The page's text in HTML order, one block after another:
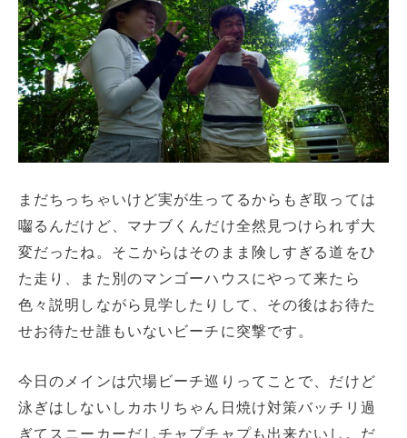
まだちっちゃいけど実が生ってるからもぎ取っては
囓るんだけど、マナブくんだけ全然見つけられず大
変だったね。そこからはそのまま険しすぎる道をひ
た走り、また別のマンゴーハウスにやって来たら
色々説明しながら見学したりして、その後はお待た
せお待たせ誰もいないビーチに突撃です。
今日のメインは穴場ビーチ巡りってことで、だけど
泳ぎはしないしカホリちゃん日焼け対策バッチリ過
ぎてスニーカーだしチャプチャプも出来ないし。だ